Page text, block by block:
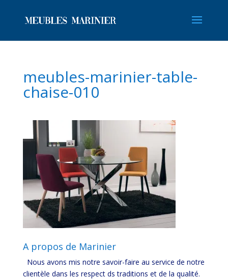
meubles-marinier-table-
chaise-010
A propos de Marinier
Nous avons mis notre savoir-faire au service de notre
clientèle dans les respect ds traditions et de la qualité.